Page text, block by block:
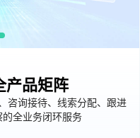
产品矩阵
咨询接待、线索分配、跟进
全业务闭环服务